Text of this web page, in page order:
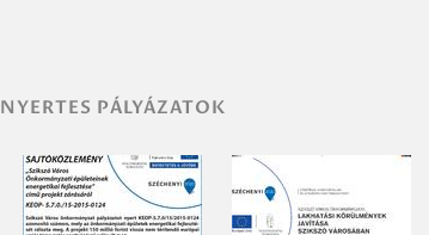
NYERTES PÁLYÁZATOK